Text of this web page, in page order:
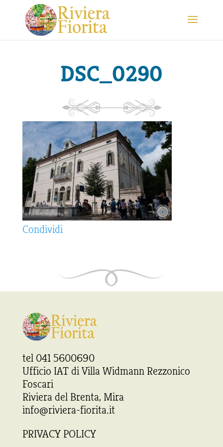
DSC_0290
Condividi
tel 041 5600690
Ufficio IAT di Villa Widmann Rezzonico
Foscari
Riviera del Brenta, Mira
info@riviera-fiorita.it
PRIVACY POLICY